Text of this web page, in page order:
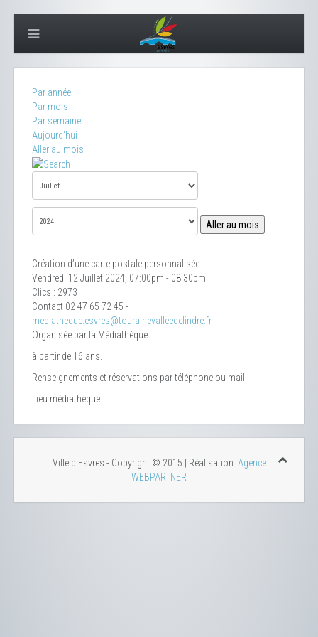
Par année
Par mois
Par semaine
Aujourd'hui
Aller au mois
Aller au mois
Création d’une carte postale personnalisée
Vendredi 12 Juillet 2024, 07:00pm - 08:30pm
Clics : 2973
Contact 02 47 65 72 45 -
mediatheque.esvres@tourainevalleedelindre.fr
Organisée par la Médiathèque
à partir de 16 ans.
Renseignements et réservations par téléphone ou mail
Lieu médiathèque
Ville d'Esvres - Copyright © 2015 | Réalisation: Agence
WEBPARTNER